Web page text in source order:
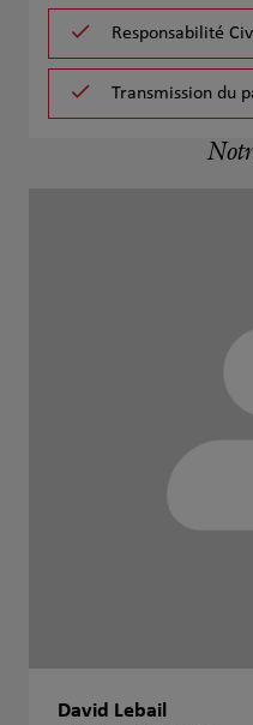
Responsabilité
Transmission du
David Lebail